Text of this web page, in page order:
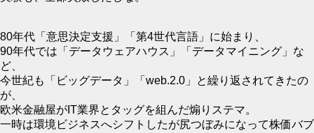
80年代「意思決定支援」「第4世代言語」に始まり、
90年代では「データウェアハウス」「データマイニング」な
ど、
今世紀も「ビッグデータ」「web.2.0」と繰り返されてきたの
が、
欧米金融屋がIT業界とタッグを組んだ煽りステマ。
一時は環境ビジネスへシフトしたが尻つぼみになって株価バブ